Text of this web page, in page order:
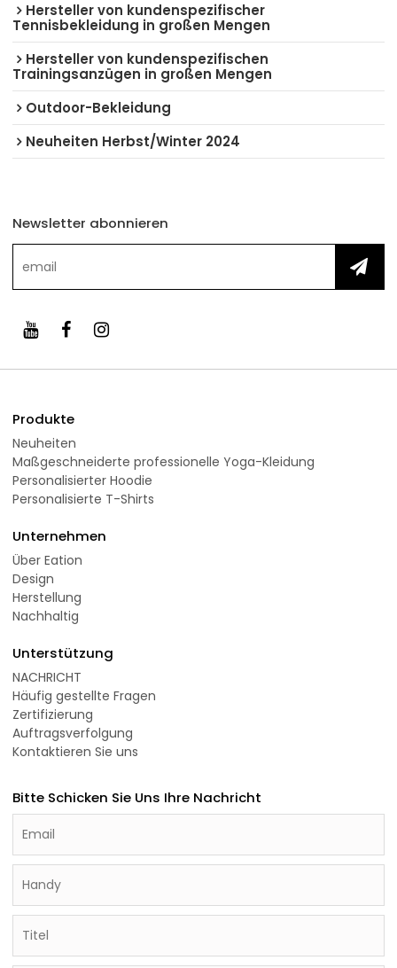
Hersteller von kundenspezifischer
Tennisbekleidung in großen Mengen
Hersteller von kundenspezifischen
Trainingsanzügen in großen Mengen
Outdoor-Bekleidung
Neuheiten Herbst/Winter 2024
Newsletter abonnieren
Produkte
Neuheiten
Maßgeschneiderte professionelle Yoga-Kleidung
Personalisierter Hoodie
Personalisierte T-Shirts
Unternehmen
Über Eation
Design
Herstellung
Nachhaltig
Unterstützung
NACHRICHT
Häufig gestellte Fragen
Zertifizierung
Auftragsverfolgung
Kontaktieren Sie uns
Bitte Schicken Sie Uns Ihre Nachricht